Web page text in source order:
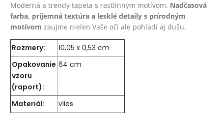
Moderná a trendy tapeta s rastlinným motívom. Nadčasová
farba, príjemná textúra a lesklé detaily s prírodným
motívom zaujme nielen Vaše oči ale pohladí aj dušu.
Rozmery:
10,05 x 0,53 cm
Opakovanie
vzoru
(raport):
64 cm
Materiál:
vlies